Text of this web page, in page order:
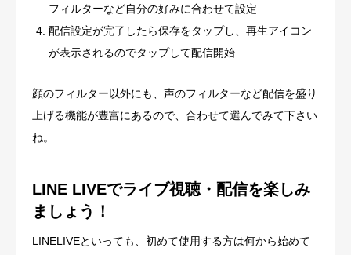
フィルターなど自分の好みに合わせて設定
配信設定が完了したら保存をタップし、再生アイコン
が表示されるのでタップして配信開始
顔のフィルター以外にも、声のフィルターなど配信を盛り
上げる機能が豊富にあるので、合わせて選んでみて下さい
ね。
LINE LIVEでライブ視聴・配信を楽しみ
ましょう！
LINELIVEといっても、初めて使用する方は何から始めて